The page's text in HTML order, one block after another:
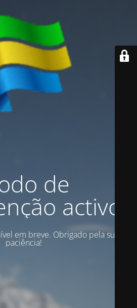
de
activo
em breve. Obrigado pela sua
paciência!